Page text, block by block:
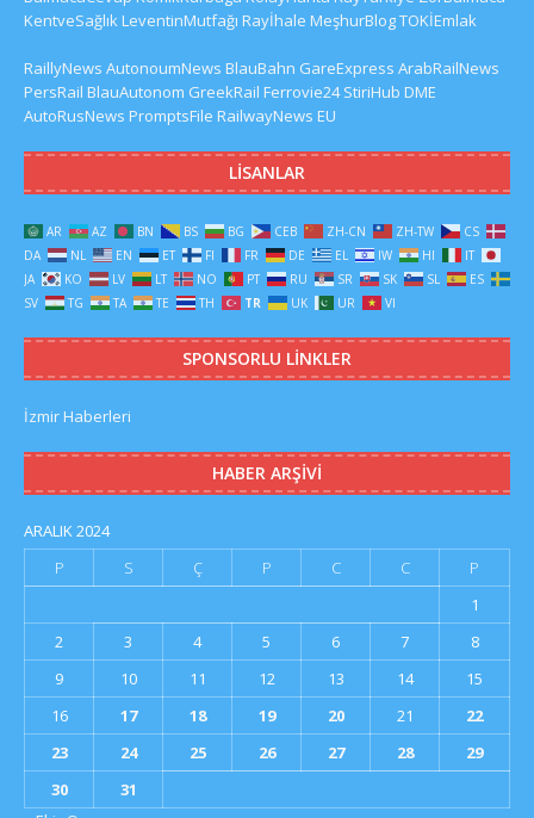
KentveSağlık LeventinMutfağı Rayİhale MeşhurBlogTOKİEmlak
RaillyNews AutonoumNews BlauBahn GareExpress ArabRailNews
PersRail BlauAutonom GreekRail Ferrovie24 StiriHub DME
AutoRusNews PromptsFile RailwayNews EU
LISANLAR
AR AZ BN BS BG CEB ZH-CN ZH-TW
CS
DA
NL EN ET FI FR DE EL IW HI
IT
JA
KO LV LT NO PT RU SR SK SL
ES
SV
TG TA TE TH TR UK UR VI
SPONSORLU LINKLER
İzmir Haberleri
HABER ARŞIVI
ARALIK 2024
P
S Ç P C C
P
1
2
3 4 5 6 7
8
9
10 11 12 13 14
15
16
17 18 19 20 21
22
23
24 25 26 27 28
29
30
31